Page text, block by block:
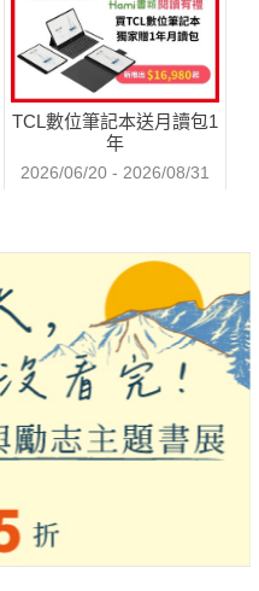
TCL數位筆記本送月讀包1
年
2026/06/20 - 2026/08/31